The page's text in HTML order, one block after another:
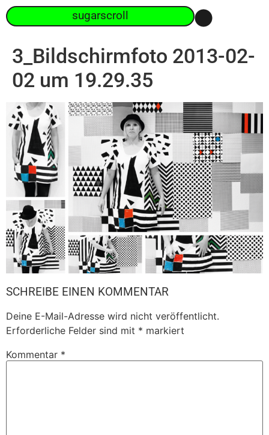
sugarscroll
3_Bildschirmfoto 2013-02-
02 um 19.29.35
SCHREIBE EINEN KOMMENTAR
Deine E-Mail-Adresse wird nicht veröffentlicht.
Erforderliche Felder sind mit * markiert
Kommentar *